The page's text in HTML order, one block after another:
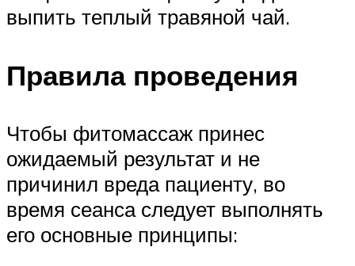
выпить теплый травяной чай.
Правила проведения
Чтобы фитомассаж принес
ожидаемый результат и не
причинил вреда пациенту, во
время сеанса следует выполнять
его основные принципы: